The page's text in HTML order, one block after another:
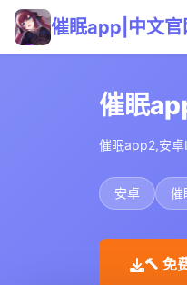
催眠app|中文官
催眠
催眠app2,安卓
安卓 催
🔨 免